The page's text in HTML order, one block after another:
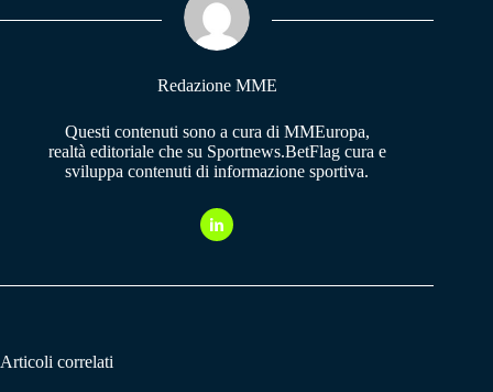
pp m
Redazione MME
Questi contenuti sono a cura di MMEuropa,
realtà editoriale che su Sportnews.BetFlag cura e
sviluppa contenuti di informazione sportiva.
Articoli correlati